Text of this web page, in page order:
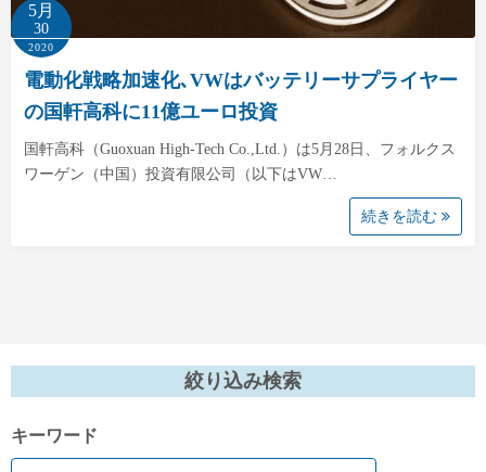
5月
30
2020
電動化戦略加速化､VWはバッテリーサプライヤー
の国軒高科に11億ユーロ投資
国軒高科（Guoxuan High-Tech Co.,Ltd.）は5月28日、フォルクス
ワーゲン（中国）投資有限公司（以下はVW…
続きを読む
絞り込み検索
キーワード